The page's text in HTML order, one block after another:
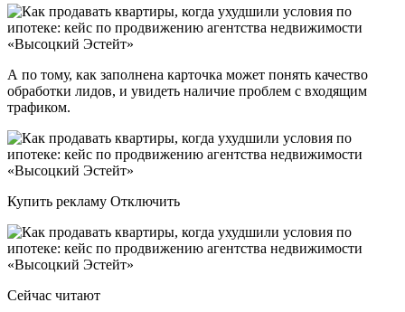
А по тому, как заполнена карточка может понять качество
обработки лидов, и увидеть наличие проблем с входящим
трафиком.
Купить рекламу Отключить
Сейчас читают